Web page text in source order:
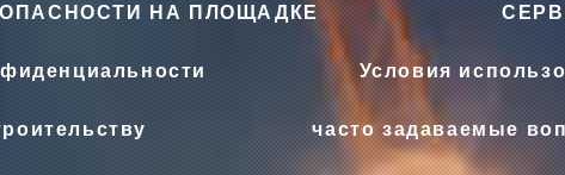
НА ПЛОЩАДКЕ
Условия
часто задаваемые